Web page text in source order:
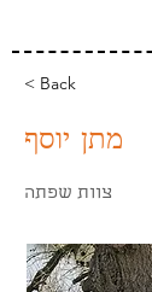
< Back
מתן יוסף
צוות שפתה